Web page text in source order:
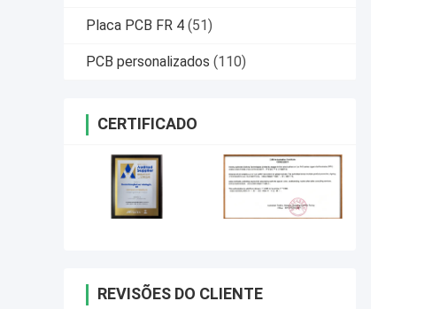
Placa PCB FR 4 (51)
PCB personalizados (110)
CERTIFICADO
REVISÕES DO CLIENTE